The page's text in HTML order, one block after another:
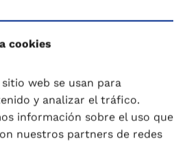
cookies
web se usan para
y analizar el tráfico.
información sobre el uso que
nuestros partners de redes